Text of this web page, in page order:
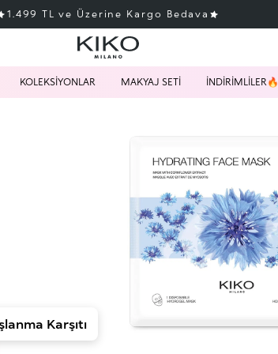
1.499 TL ve Üzerine Kargo Bedava
KOLEKSİYONLAR MAKYAJ SETİ İNDİRİMLİLER🔥
Karşıtı